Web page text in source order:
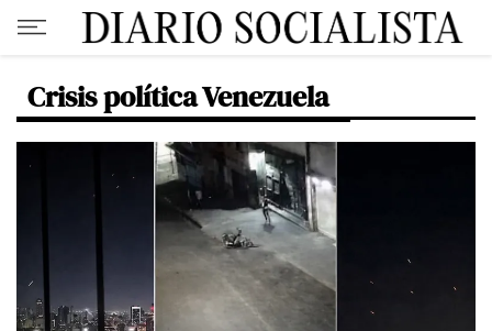
Crisis política Venezuela